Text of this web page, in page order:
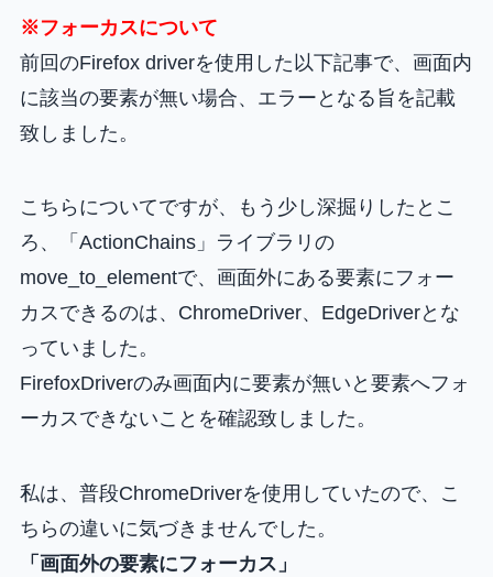
※フォーカスについて
前回のFirefox driverを使用した以下記事で、画面内
に該当の要素が無い場合、エラーとなる旨を記載
致しました。
こちらについてですが、もう少し深掘りしたとこ
ろ、「ActionChains」ライブラリの
move_to_elementで、画面外にある要素にフォー
カスできるのは、ChromeDriver、EdgeDriverとな
っていました。
FirefoxDriverのみ画面内に要素が無いと要素へフォ
ーカスできないことを確認致しました。
私は、普段ChromeDriverを使用していたので、こ
ちらの違いに気づきませんでした。
「画面外の要素にフォーカス」